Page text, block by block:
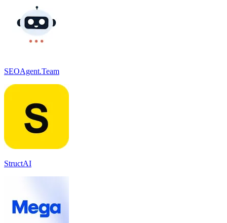
SEOAgent.Team
StructAI